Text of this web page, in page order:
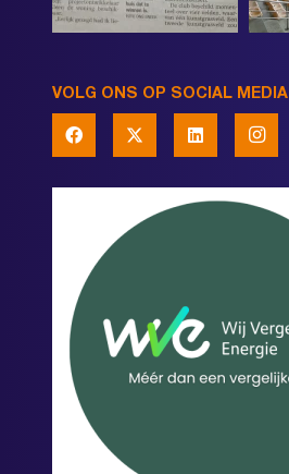
VOLG ONS OP SOCIAL MEDIA